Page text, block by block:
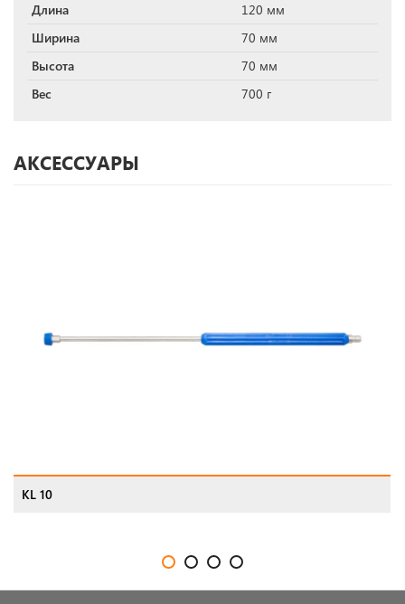
Длина
120 мм
Ширина
70 мм
Высота
70 мм
Вес
700 г
АКСЕССУАРЫ
KL 10